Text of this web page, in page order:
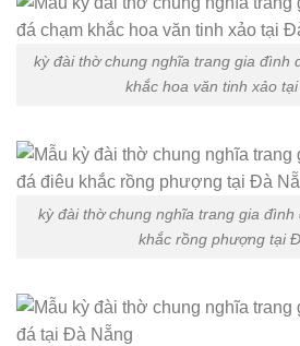
kỳ đài thờ chung nghĩa trang gia đình
khắc hoa văn tinh xảo
kỳ đài thờ chung nghĩa trang gia
khắc rồng phượng tại